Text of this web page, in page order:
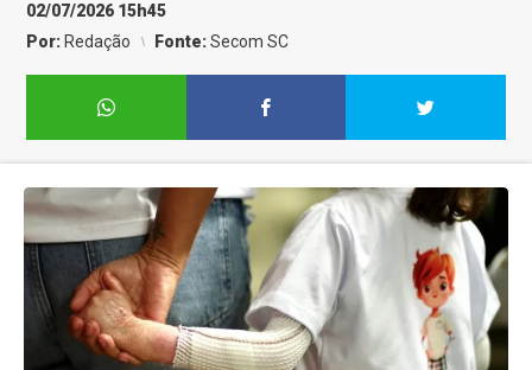
02/07/2026 15h45
Por: Redação Fonte:Secom SC